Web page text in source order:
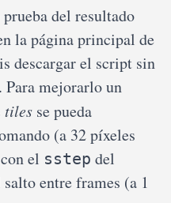
del resultado
la página principal de
descargar el script sin
Para mejorarlo un
tiles se pueda
(a 32 píxeles
el sstep del
entre frames (a 1